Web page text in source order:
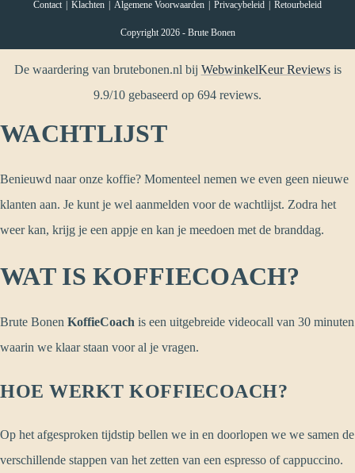
Contact Klachten Algemene Voorwaarden Privacybeleid Retourbeleid
Copyright 2026 - Brute Bonen
De waardering van brutebonen.nl bij WebwinkelKeur Reviewsis
9.9/10 gebaseerd op 694 reviews.
WACHTLIJST
Benieuwd naar onze koffie? Momenteel nemen we even geen nieuwe
klanten aan. Je kunt je wel aanmelden voor de wachtlijst. Zodra het
weer kan, krijg je een appje en kan je meedoen met de branddag.
WAT IS KOFFIECOACH?
Brute Bonen KoffieCoach is een uitgebreide videocall van 30 minuten
waarin we klaar staan voor al je vragen.
HOE WERKT KOFFIECOACH?
Op het afgesproken tijdstip bellen we in en doorlopen we we samen de
verschillende stappen van het zetten van een espresso of cappuccino.